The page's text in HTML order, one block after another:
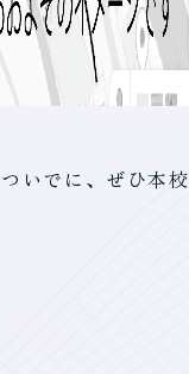
いでに、ぜひ本校